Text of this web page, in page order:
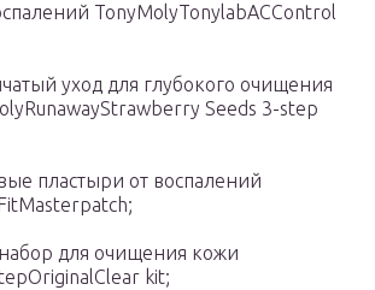
TonyMolyTonylabACControl
уход для глубокого очищения
Seeds 3-step
пластыри от воспалений
для очищения кожи
kit;